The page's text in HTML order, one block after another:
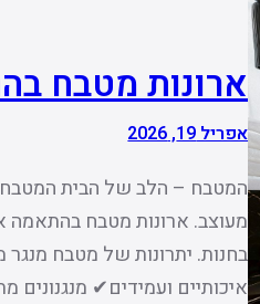
ארונות מטבח
אפריל 19, 2026
המטבח – הלב של הבית המטבח
מעוצב. ארונות מטבח
בחנות. יתרונות של מטבח
איכותיים ועמידים✔ מנגנונים